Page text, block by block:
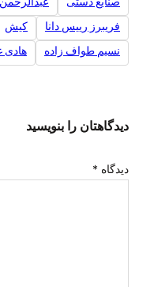
صنایع دستی
فریبرز رییس دانا کیش
نسیم طواف زاده هادی
دیدگاهتان را بنویسید
دیدگاه *